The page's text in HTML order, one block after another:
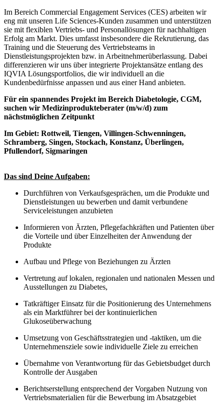
Im Bereich Commercial Engagement Services (CES) arbeiten wir
eng mit unseren Life Sciences-Kunden zusammen und unterstützen
sie mit flexiblen Vertriebs- und Personallösungen für nachhaltigen
Erfolg am Markt. Dies umfasst insbesondere die Rekrutierung, das
Training und die Steuerung des Vertriebsteams in
Dienstleistungsprojekten bzw. in Arbeitnehmerüberlassung. Dabei
differenzieren wir uns über integrierte Projektansätze entlang des
IQVIA Lösungsportfolios, die wir individuell an die
Kundenbedürfnisse anpassen und aus einer Hand anbieten.
Für ein spannendes Projekt im Bereich Diabetologie, CGM,
suchen wir Medizinprodukteberater (m/w/d) zum
nächstmöglichen Zeitpunkt
Im Gebiet: Rottweil, Tiengen, Villingen-Schwenningen,
Schramberg, Singen, Stockach, Konstanz, Überlingen,
Pfullendorf, Sigmaringen
Das sind Deine Aufgaben:
Durchführen von Verkaufsgesprächen, um die Produkte und
Dienstleistungen uu bewerben und damit verbundene
Serviceleistungen anzubieten
Informieren von Ärzten, Pflegefachkräften und Patienten über
die Vorteile und über Einzelheiten der Anwendung der
Produkte
Aufbau und Pflege von Beziehungen zu Ärzten
Vertretung auf lokalen, regionalen und nationalen Messen und
Ausstellungen zu Diabetes,
Tatkräftiger Einsatz für die Positionierung des Unternehmens
als ein Marktführer bei der kontinuierlichen
Glukoseüberwachung
Umsetzung von Geschäftsstrategien und -taktiken, um die
Unternehmensziele sowie individuelle Ziele zu erreichen
Übernahme von Verantwortung für das Gebietsbudget durch
Kontrolle der Ausgaben
Berichtserstellung entsprechend der Vorgaben Nutzung von
Vertriebsmaterialien für die Bewerbung im Absatzgebiet